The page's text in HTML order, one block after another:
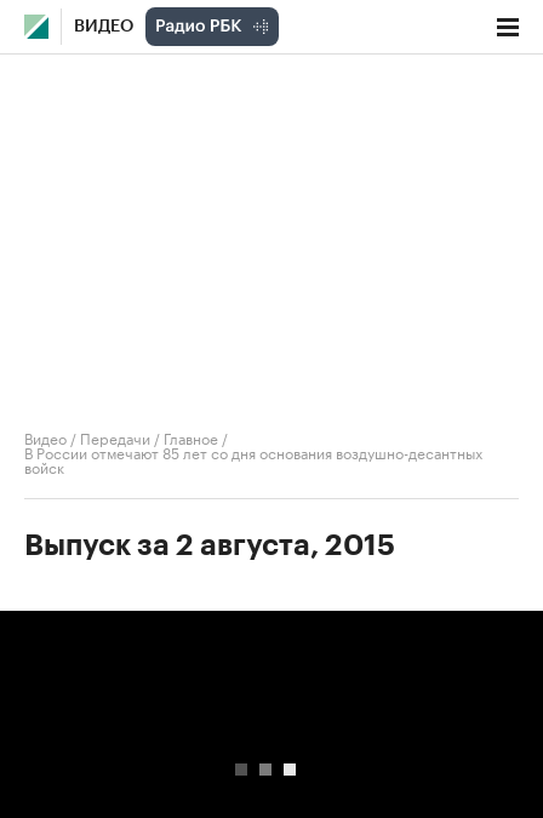
ВИДЕО
Видео / Передачи / Главное /
В России отмечают 85 лет со дня основания воздушно-десантных
войск
Выпуск за 2 августа, 2015